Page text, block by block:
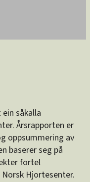
såkalla
Årsrapporten er
oppsummering av
baserer seg på
fortel
Hjortesenter.